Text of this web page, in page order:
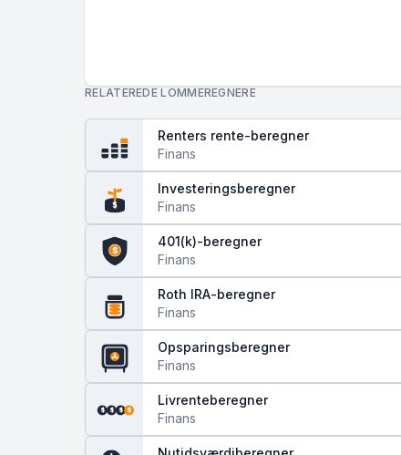
RELATEREDE LOMMEREGNERE
Renters rente-beregner
Finans
$
Investeringsberegner
Finans
$
401(k)-beregner
Finans
Roth IRA-beregner
Finans
Opsparingsberegner
Finans
$ $ $ $
Livrenteberegner
Finans